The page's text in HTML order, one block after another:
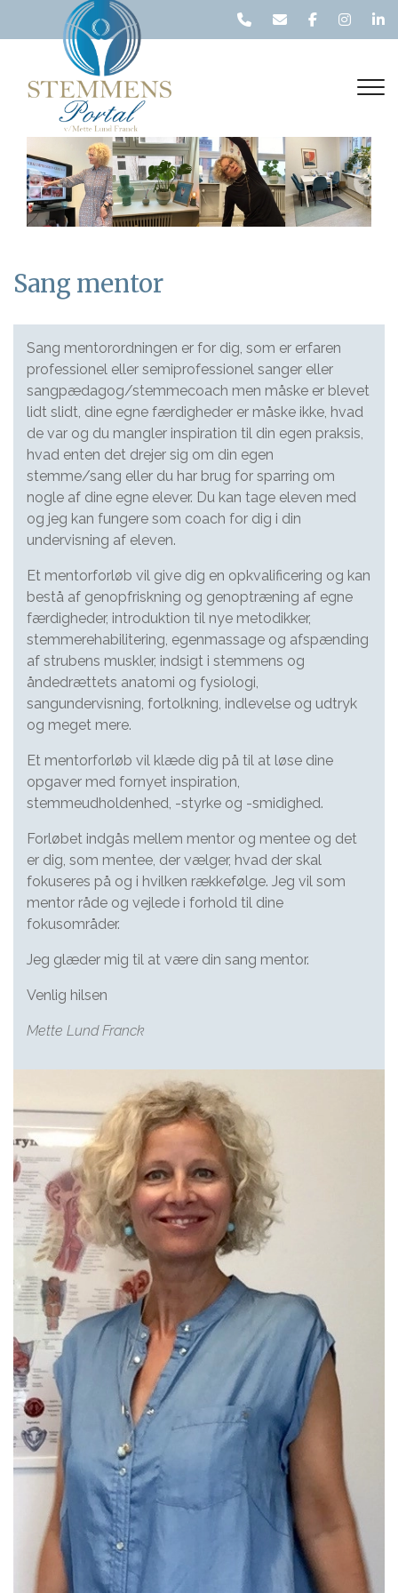
hovedindhold
Previous
Sang mentor
Sang mentorordningen er for dig, som er erfaren
professionel eller semiprofessionel sanger eller
sangpædagog/stemmecoach men måske er blevet
lidt slidt, dine egne færdigheder er måske ikke, hvad
de var og du mangler inspiration til din egen praksis,
hvad enten det drejer sig om din egen
stemme/sang eller du har brug for sparring om
nogle af dine egne elever. Du kan tage eleven med
og jeg kan fungere som coach for dig i din
undervisning af eleven.
Et mentorforløb vil give dig en opkvalificering og kan
bestå af genopfriskning og genoptræning af egne
færdigheder, introduktion til nye metodikker,
stemmerehabilitering, egenmassage og afspænding
af strubens muskler, indsigt i stemmens og
åndedrættets anatomi og fysiologi,
sangundervisning, fortolkning, indlevelse og udtryk
og meget mere.
Et mentorforløb vil klæde dig på til at løse dine
opgaver med fornyet inspiration,
stemmeudholdenhed, -styrke og -smidighed.
Forløbet indgås mellem mentor og mentee og det
er dig, som mentee, der vælger, hvad der skal
fokuseres på og i hvilken rækkefølge. Jeg vil som
mentor råde og vejlede i forhold til dine
fokusområder.
Jeg glæder mig til at være din sang mentor.
Venlig hilsen
Mette Lund Franck